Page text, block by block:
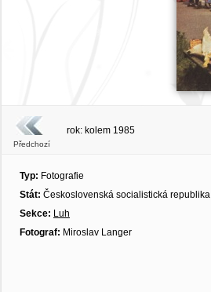
Předchozí
rok: kolem 1985
Typ: Fotografie
Stát: Československá socialistická republika
Sekce: Luh
Fotograf: Miroslav Langer